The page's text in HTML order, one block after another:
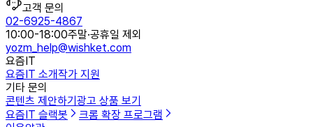
고객 문의
02-6925-4867
10:00-18:00주말·공휴일 제외
yozm_help@wishket.com
요즘IT
요즘IT 소개작가 지원
기타 문의
콘텐츠 제안하기광고 상품 보기
요즘IT 슬랙봇
크롬 확장 프로그램